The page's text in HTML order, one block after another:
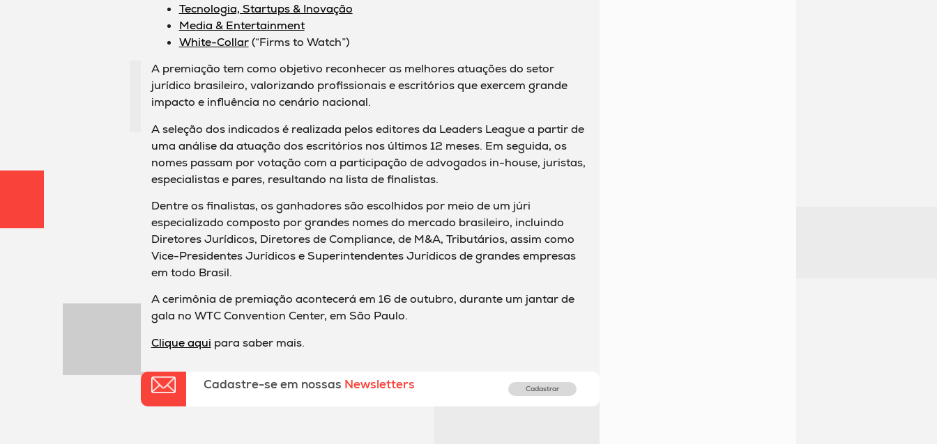
Tecnologia, Startups & Inovação
Media & Entertainment
White-Collar(“Firms to Watch”)
A premiação tem como objetivo reconhecer as melhores atuações do setor
jurídico brasileiro, valorizando profissionais e escritórios que exercem grande
impacto e influência no cenário nacional.
A seleção dos indicados é realizada pelos editores da Leaders League a partir de
uma análise da atuação dos escritórios nos últimos 12 meses. Em seguida, os
nomes passam por votação com a participação de advogados in-house, juristas,
especialistas e pares, resultando na lista de finalistas.
Dentre os finalistas, os ganhadores são escolhidos por meio de um júri
especializado composto por grandes nomes do mercado brasileiro, incluindo
Diretores Jurídicos, Diretores de Compliance, de M&A, Tributários, assim como
Vice-Presidentes Jurídicos e Superintendentes Jurídicos de grandes empresas
em todo Brasil.
A cerimônia de premiação acontecerá em 16 de outubro, durante um jantar de
gala no WTC Convention Center, em São Paulo.
Clique aqui para saber mais.
Cadastre-se em nossas Newsletters Cadastrar